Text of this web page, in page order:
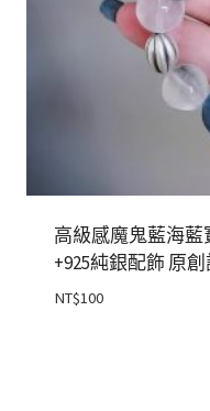
高級感魔鬼藍海藍
+925純銀配飾 原
NT$100